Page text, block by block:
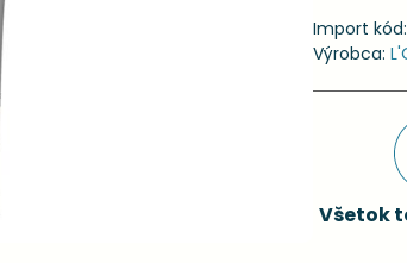
Import kód:
Výrobca:
Všetok